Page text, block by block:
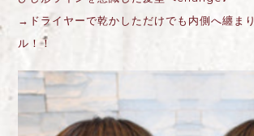
→ドライヤーで乾かしただけでも内側へ纏ま
ル！！